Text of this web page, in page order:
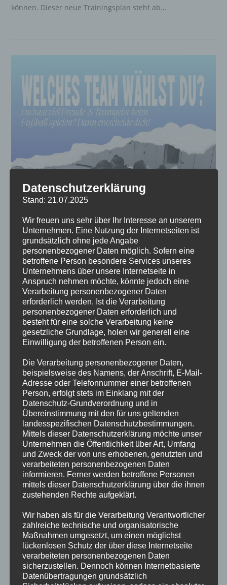
können. Dieser neue Trainingsplan steht ab…
Lust auf ein Probetraining? Wir freuen uns auf euch! Die
benötigte Probetraining-Bescheinigung (falls ihr in einem
anderen Verein aktiv seid) steht auf unserer Webseite zum
Download bereit.
Datenschutzerklärung
Stand: 21.07.2025
Wir freuen uns sehr über Ihr Interesse an unserem
Unternehmen. Eine Nutzung der Internetseiten ist
grundsätzlich ohne jede Angabe
personenbezogener Daten möglich. Sofern eine
betroffene Person besondere Services unseres
Unternehmens über unsere Internetseite in
Anspruch nehmen möchte, könnte jedoch eine
Verarbeitung personenbezogener Daten
erforderlich werden. Ist die Verarbeitung
personenbezogener Daten erforderlich und
besteht für eine solche Verarbeitung keine
gesetzliche Grundlage, holen wir generell eine
Einwilligung der betroffenen Person ein.
Die Verarbeitung personenbezogener Daten,
beispielsweise des Namens, der Anschrift, E-Mail-
Adresse oder Telefonnummer einer betroffenen
Person, erfolgt stets im Einklang mit der
Datenschutz-Grundverordnung und in
Übereinstimmung mit den für uns geltenden
landesspezifischen Datenschutzbestimmungen.
Mittels dieser Datenschutzerklärung möchte unser
Unternehmen die Öffentlichkeit über Art, Umfang
und Zweck der von uns erhobenen, genutzten und
verarbeiteten personenbezogenen Daten
informieren. Ferner werden betroffene Personen
mittels dieser Datenschutzerklärung über die ihnen
zustehenden Rechte aufgeklärt.
Wir haben als für die Verarbeitung Verantwortlicher
zahlreiche technische und organisatorische
Maßnahmen umgesetzt, um einen möglichst
lückenlosen Schutz der über diese Internetseite
verarbeiteten personenbezogenen Daten
sicherzustellen. Dennoch können Internetbasierte
Datenübertragungen grundsätzlich